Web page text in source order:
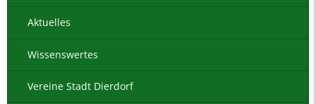
Aktuelles
Wissenswertes
Vereine Stadt Dierdorf